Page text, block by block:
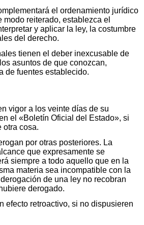
el ordenamiento jurídico
modo reiterado, establezca el
y aplicar la ley, la costumbre
del derecho.
tienen el deber inexcusable de
asuntos de que conozcan,
de fuentes establecido.
vigor a los veinte días de su
el «Boletín Oficial del Estado», si
otra cosa.
por otras posteriores. La
que expresamente se
siempre a todo aquello que en la
materia sea incompatible con la
de una ley no recobran
derogado.
efecto retroactivo, si no dispusieren